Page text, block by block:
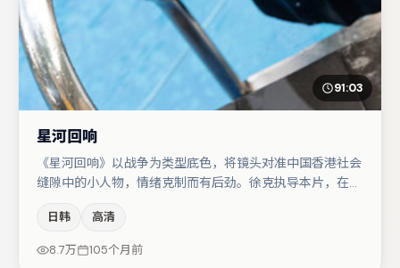
91:03
星河回响
《星河回响》以战争为类型底色，将镜头对准中国香港社会
缝隙中的小人物，情绪克制而有后劲。徐克执导本片，在场
裴斗娜与孔刘的对手戏构成全片情感锚点，任素汐则以细节
塑造推动谜题层层揭开。若你偏爱强类型与清晰主线，这部
作品值得关注。
日韩 高清
8.7万 105个月前